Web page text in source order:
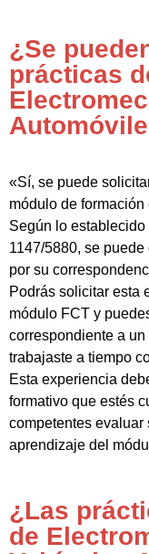
¿Se
prácticas
«Sí, se puede
módulo de formación
Según lo
1147/5880, se
por su
Podrás solicitar esta
módulo FCT y
correspondiente a
trabajaste a tiempo
Esta experiencia
formativo que estés
competentes
aprendizaje del
¿Las
de